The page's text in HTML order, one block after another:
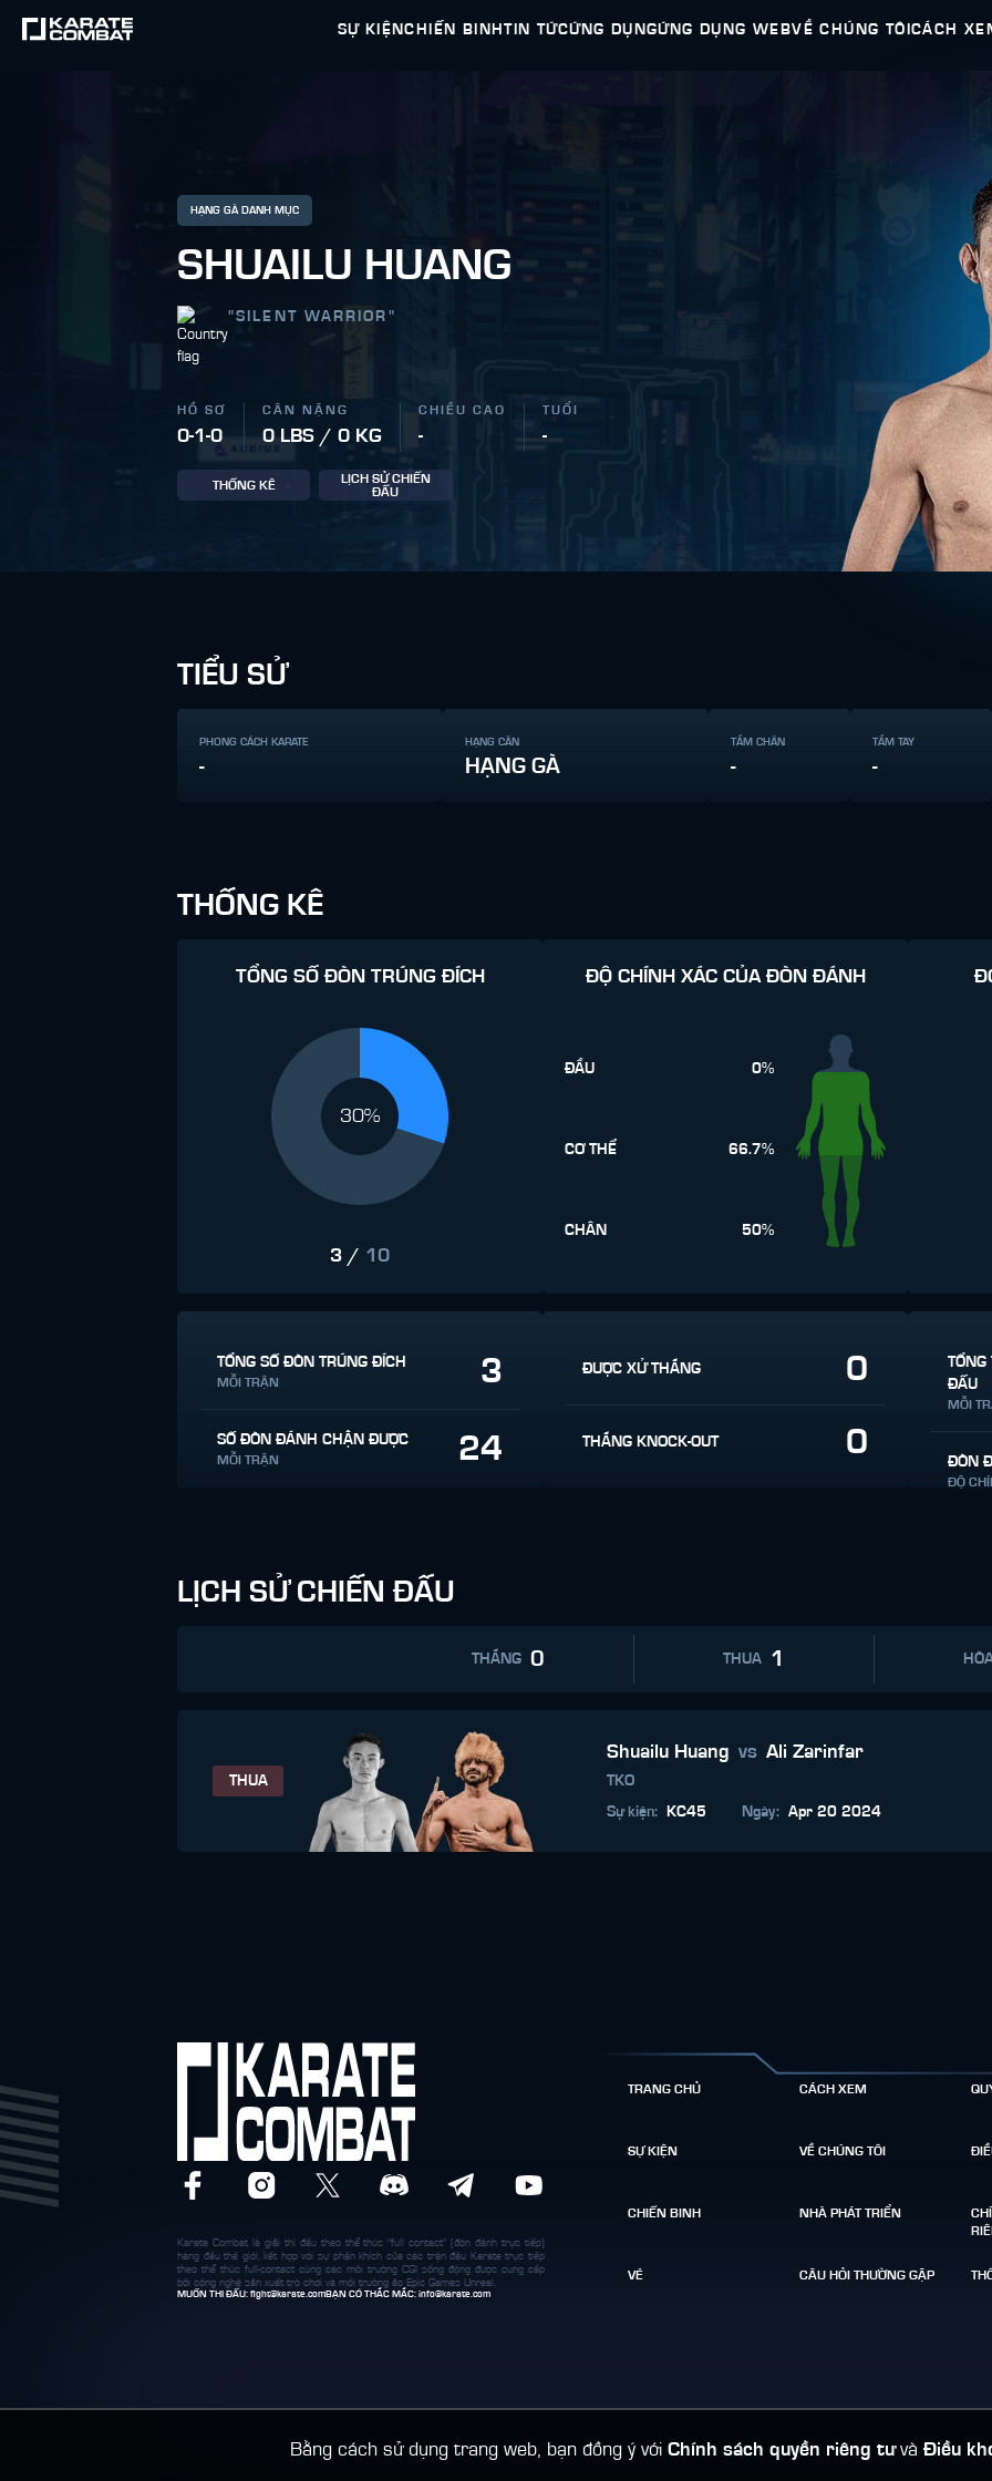
SỰ KIỆNCHIẾN BINHTIN TỨCỨNG DỤNGỨNG DỤNG WEBVỀ CHÚNG TÔICÁCH
HẠNG GÀ DANH MỤC
SHUAILU HUANG
"SILENT WARRIOR "
HỒ SƠ
0-1-0
CÂN NẶNG
0 LBS / 0 KG
CHIỀU CAO
-
TUỔI
-
THỐNG KÊ
LỊCH SỬ CHIẾN
ĐẤU
TIỂU SỬ
PHONG CÁCH KARATE
-
HẠNG CÂN
HẠNG GÀ
TẦM CHÂN
-
TẦM TAY
-
THỐNG KÊ
TỔNG SỐ ĐÒN TRÚNG ĐÍCH
30%
3 / 10
ĐỘ CHÍNH XÁC CỦA ĐÒN ĐÁNH
ĐẦU 0%
CƠ THỂ 66.7%
CHÂN 50%
TỔNG SỐ ĐÒN TRÚNG ĐÍCH
MỖI TRẬN 3
SỐ ĐÒN ĐÁNH CHẶN ĐƯỢC
MỖI TRẬN 24
ĐƯỢC XỬ THẮNG 0
THẮNG KNOCK-OUT 0
TỔNG
ĐẤU
MỖI
ĐÒN
ĐỘ
LỊCH SỬ CHIẾN ĐẤU
THẮNG 0 THUA 1
THUA
Shuailu Huang vs Ali Zarinfar
TKO
Sự kiện: KC45 Ngày: Apr 20 2024
Bằng cách sử dụng trang web, bạn đồng ý với Chính sách quyền riêng tưvà Điều
TRANG CHỦ
SỰ KIỆN
CHIẾN BINH
VÉ
CÁCH XEM
VỀ CHÚNG TÔI
NHÀ PHÁT TRIỂN
CÂU HỎI THƯỜNG GẶP
Karate Combat là giải thi đấu theo thể thức "full contact" (đòn đánh trực tiếp)
hàng đầu thế giới, kết hợp với sự phấn khích của các trận đấu Karate trực tiếp
theo thể thức full-contact cùng các môi trường CGI sống động được cung cấp
bởi công nghệ sản xuất trò chơi và môi trường ảo Epic Games Unreal.
MUỐN THI ĐẤU: fight@karate.comBẠN CÓ THẮC MẮC: info@karate.com